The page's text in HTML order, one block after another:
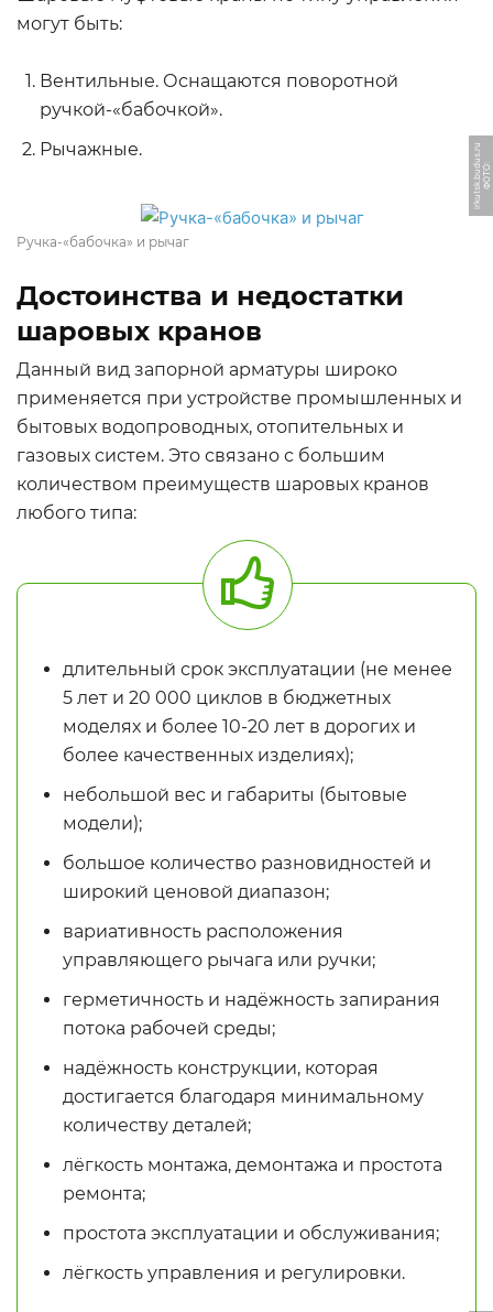
могут быть:
Вентильные. Оснащаются поворотной
ручкой-«бабочкой».
Рычажные.
Ф
О
Т
О:
i
r
k
u
t
s
k.
b
u
d
u
s.
r
u
Ручка-«бабочка» и рычаг
Достоинства и недостатки
шаровых кранов
Данный вид запорной арматуры широко
применяется при устройстве промышленных и
бытовых водопроводных, отопительных и
газовых систем. Это связано с большим
количеством преимуществ шаровых кранов
любого типа:
длительный срок эксплуатации (не менее
5 лет и 20 000 циклов в бюджетных
моделях и более 10-20 лет в дорогих и
более качественных изделиях);
небольшой вес и габариты (бытовые
модели);
большое количество разновидностей и
широкий ценовой диапазон;
вариативность расположения
управляющего рычага или ручки;
герметичность и надёжность запирания
потока рабочей среды;
надёжность конструкции, которая
достигается благодаря минимальному
количеству деталей;
лёгкость монтажа, демонтажа и простота
ремонта;
простота эксплуатации и обслуживания;
лёгкость управления и регулировки.